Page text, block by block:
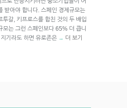
받아야 합니다. 스페인 경제규모는
투갈, 키프로스를 합친 것의 두 배입
모는 그런 스페인보다 65% 더 큽니
기라도 하면 유로존은 → 더 보기